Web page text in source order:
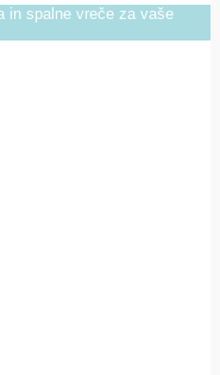
in spalne vreče za vaše